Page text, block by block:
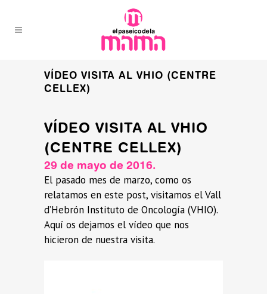
VÍDEO VISITA AL VHIO (CENTRE
CELLEX)
VÍDEO VISITA AL VHIO
(CENTRE CELLEX)
29 de mayo de 2016.
El pasado mes de marzo, como os
relatamos en este post, visitamos el Vall
d’Hebrón Instituto de Oncología (VHIO).
Aquí os dejamos el vídeo que nos
hicieron de nuestra visita.